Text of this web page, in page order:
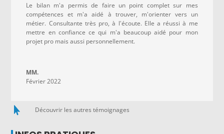
Le bilan m'a permis de faire un point complet sur mes
compétences et m'a aidé à trouver, m'orienter vers un
métier. Consultante très pro, à l'écoute. Elle a réussi à me
mettre en confiance ce qui m'a beaucoup aidé pour mon
projet pro mais aussi personnellement.
MM.
Février 2022
 Découvrir les autres témoignages